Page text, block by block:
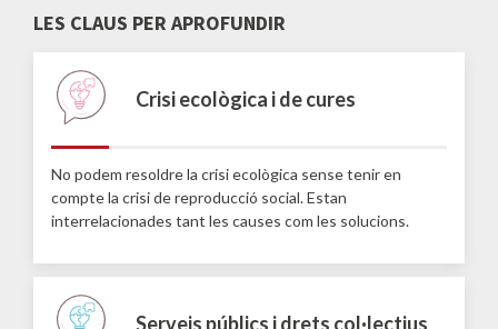
LES CLAUS PER APROFUNDIR
Crisi ecològica i de cures
No podem resoldre la crisi ecològica sense tenir en
compte la crisi de reproducció social. Estan
interrelacionades tant les causes com les solucions.
Serveis públics i drets col·lectius